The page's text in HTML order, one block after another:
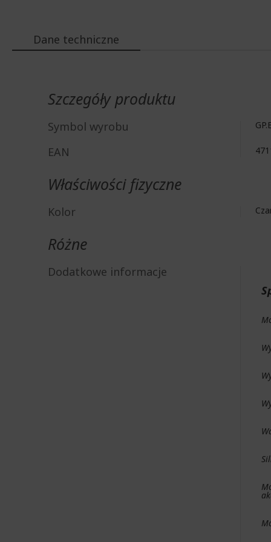
Dane techniczne
Szczegóły produktu
Symbol wyrobu
EAN
Właściwości fizyczne
Kolor
Różne
Dodatkowe informacje